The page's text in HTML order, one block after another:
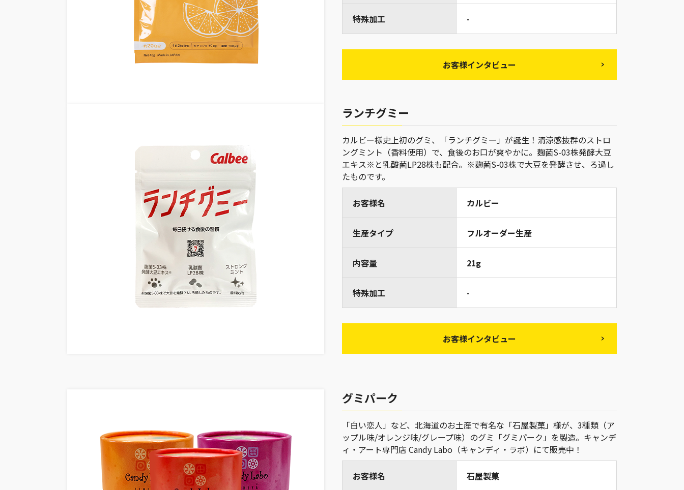
特殊加工 -
お客様インタビュー
ランチグミー
カルビー様史上初のグミ、「ランチグミー」が誕生！清涼感抜群のストロ
ングミント（香料使用）で、食後のお口が爽やかに。麹菌S-03株発酵大豆
エキス※と乳酸菌LP28株も配合。※麹菌S-03株で大豆を発酵させ、ろ過し
たものです。
お客様名 カルビー
生産タイプ フルオーダー生産
内容量 21g
特殊加工 -
お客様インタビュー
グミパーク
「白い恋人」など、北海道のお土産で有名な「石屋製菓」様が、3種類（ア
ップル味/オレンジ味/グレープ味）のグミ「グミパーク」を製造。キャンデ
ィ・アート専門店 Candy Labo（キャンディ・ラボ）にて販売中！
お客様名 石屋製菓